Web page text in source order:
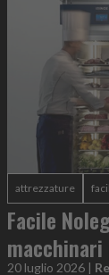
attrezzature
Facile
20 luglio 2026 |